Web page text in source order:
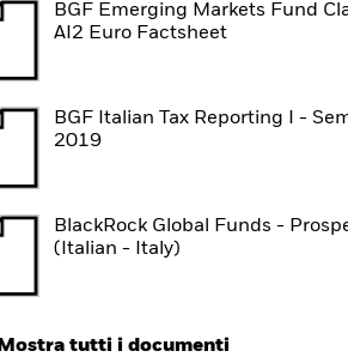
BGF Emerging Markets Fund
AI2 Euro Factsheet
BGF Italian Tax Reporting I -
2019
BlackRock Global Funds -
(Italian - Italy)
Mostra tutti i documenti